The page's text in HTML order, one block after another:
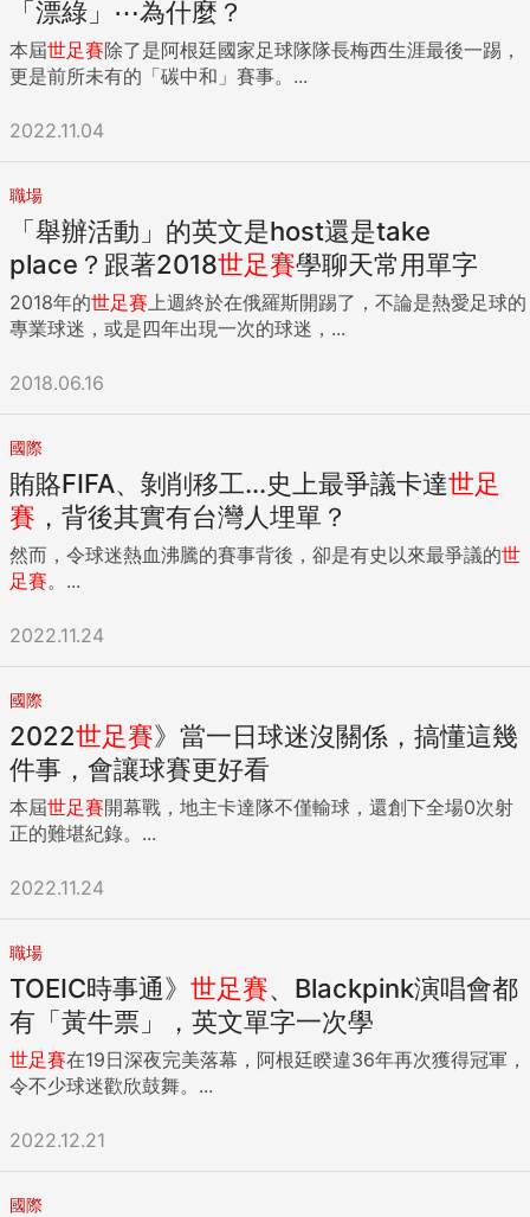
「漂綠」⋯為什麼？
本屆世足賽除了是阿根廷國家足球隊隊長梅西生涯最後一踢，
更是前所未有的「碳中和」賽事。...
2022.11.04
職場
「舉辦活動」的英文是host還是take
place？跟著2018世足賽學聊天常用單字
2018年的世足賽 上週終於在俄羅斯開踢了，不論是熱愛足球的
專業球迷，或是四年出現一次的球迷，...
2018.06.16
國際
賄賂FIFA、剝削移工...史上最爭議卡達世足
賽 ，背後其實有台灣人埋單？
然而，令球迷熱血沸騰的賽事背後，卻是有史以來最爭議的世
足賽。...
2022.11.24
國際
2022世足賽》當一日球迷沒關係，搞懂這幾
件事，會讓球賽更好看
本屆世足賽開幕戰，地主卡達隊不僅輸球，還創下全場0次射
正的難堪紀錄。...
2022.11.24
職場
TOEIC時事通》 世足賽、Blackpink演唱會都
有「黃牛票」，英文單字一次學
世足賽在19日深夜完美落幕，阿根廷睽違36年再次獲得冠軍，
令不少球迷歡欣鼓舞。...
2022.12.21
國際